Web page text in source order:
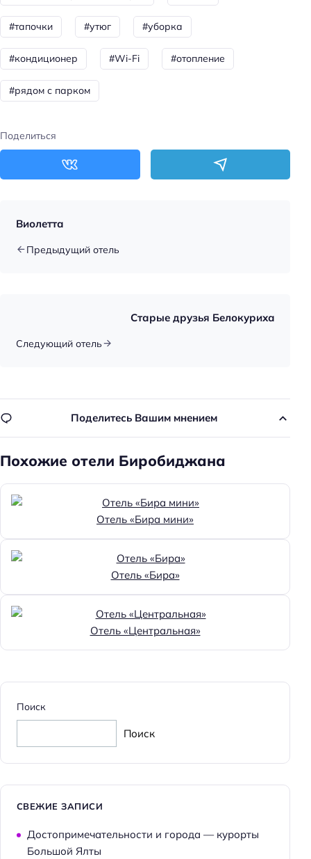
Пляжные полотенца
Общая информация
Круглосуточная регистрация
Номеров: 18
Парковка
Главное
Бассейн
Парковка
Оплата картой
#тапочки #утюг #уборка
#кондиционер #Wi-Fi #отопление
#рядом с парком
Поделиться
Виолетта
Предыдущий отель
Старые друзья Белокуриха
Следующий отель
Поделитесь Вашим мнением
Похожие отели Биробиджана
Отель «Бира мини»
Отель «Бира»
Отель «Центральная»
Поиск
Поиск
СВЕЖИЕ ЗАПИСИ
Достопримечательности и города — курорты
Большой Ялты